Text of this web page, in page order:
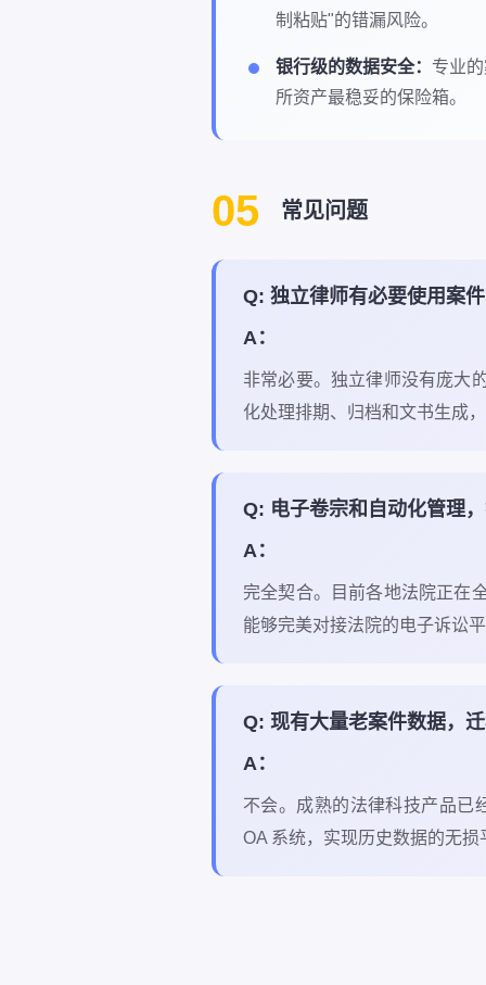
制粘贴"的错漏风险。
银行级的数据安全： 专业
所资产最稳妥的保险箱。
05 常见问题
Q: 独立律师有必要使用案
A：
非常必要。独立律师没有庞大
化处理排期、归档和文书生成
Q: 电子卷宗和自动化管理
A：
完全契合。目前各地法院正在
能够完美对接法院的电子诉讼
Q: 现有大量老案件数据，
A：
不会。成熟的法律科技产品已
OA 系统，实现历史数据的无损